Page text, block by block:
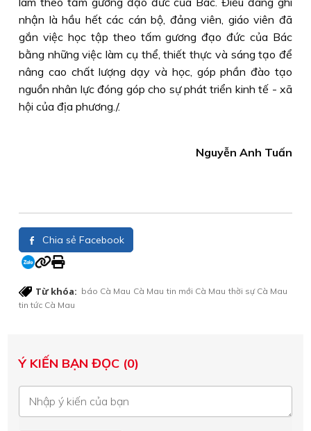
nhận là hầu hết các cán bộ, đảng viên, giáo viên đã
gắn việc học tập theo tấm gương đạo đức của Bác
bằng những việc làm cụ thể, thiết thực và sáng tạo để
nâng cao chất lượng dạy và học, góp phần đào tạo
nguồn nhân lực đóng góp cho sự phát triển kinh tế - xã
hội của địa phương./.
Nguyễn Anh Tuấn
Chia sẻ Facebook
Từ khóa: báo Cà Mau Cà Mau tin mới Cà Mau thời sự Cà Mau
tin tức Cà Mau
Ý KIẾN BẠN ĐỌC (0)